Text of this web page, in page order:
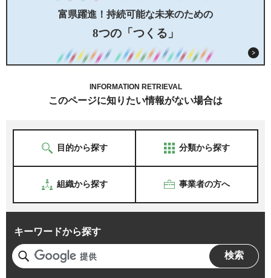
富県躍進！持続可能な未来のための
8つの「つくる」
INFORMATION RETRIEVAL
このページに知りたい情報がない場合は
目的から探す 分類から探す
組織から探す 事業者の方へ
キーワードから探す